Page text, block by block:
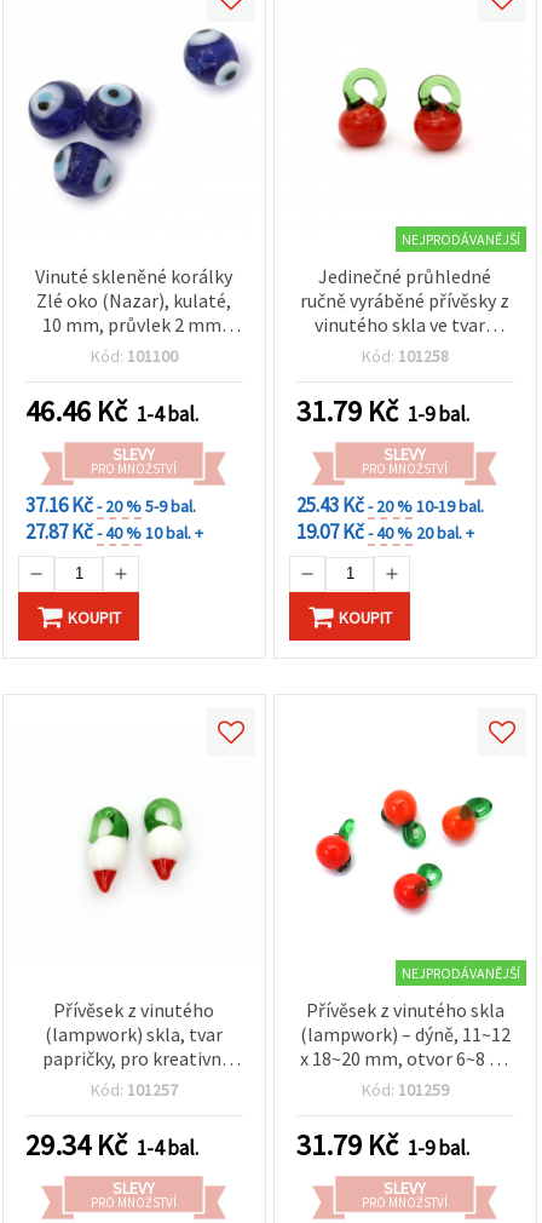
Vinuté skleněné korálky
Zlé oko (Nazar), kulaté,
10 mm, průvlek 2 mm,
modré, 10 ks
Kód: 101100
46.46 Kč 1-4 bal.
SLEVY
PRO MNOŽSTVÍ
37.16 Kč- 20 %5-9 bal.
27.87 Kč- 40 %10 bal. +
KOUPIT
NEJPRODÁVANĚJŠÍ
Jedinečné průhledné
ručně vyráběné přívěsky z
vinutého skla ve tvaru
papriky 10–12 x 19–22
ideální na bižuterii a DIY
tvoření – sada 4 ks, mix
barev
Kód: 101258
31.79 Kč 1-9 bal.
SLEVY
PRO MNOŽSTVÍ
25.43 Kč- 20 %10-19 bal.
19.07 Kč- 40 % 20 bal. +
KOUPIT
Přívěsek z vinutého
(lampwork) skla, tvar
papričky, pro kreativní
tvoření, 10×23 mm, otvor
Kód: 101257
29.34Kč 1-4 bal.
SLEVY
PRO MNOŽSTVÍ
NEJPRODÁVANĚJŠÍ
Přívěsek z vinutého skla
(lampwork) – dýně, 11~12
x 18~20 mm, otvor 6~8 x 3
mm, oranžový, DIY
šperků – 4 ks
Kód: 101259
31.79 Kč 1-9 bal.
SLEVY
PRO MNOŽSTVÍ